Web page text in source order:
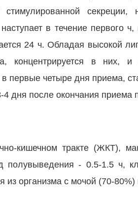
секреции,
в течение первого
24 ч. Обладая высокой
концентрируется в них, и
первые четыре дня приема,
4 дня после окончания приема
кишечном тракте (ЖКТ),
полувыведения - 0.5-1.5 ч,
из организма с мочой (70-